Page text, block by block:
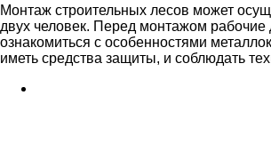
Монтаж строительных лесов может
двух человек. Перед монтажом
ознакомиться с особенностями
иметь средства защиты, и соблюдать